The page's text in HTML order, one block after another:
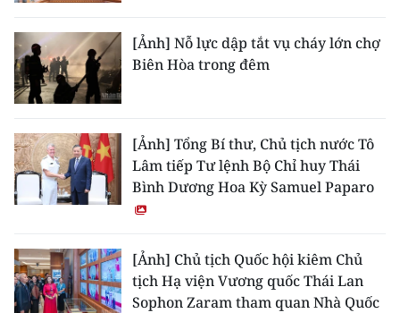
[Ảnh] Nỗ lực dập tắt vụ cháy lớn chợ
Biên Hòa trong đêm
[Ảnh] Tổng Bí thư, Chủ tịch nước Tô
Lâm tiếp Tư lệnh Bộ Chỉ huy Thái
Bình Dương Hoa Kỳ Samuel Paparo
[Ảnh] Chủ tịch Quốc hội kiêm Chủ
tịch Hạ viện Vương quốc Thái Lan
Sophon Zaram tham quan Nhà Quốc